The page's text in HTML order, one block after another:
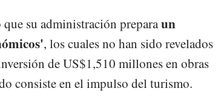
su administración preparaun
, los cuales no han sido revelados
de US$1,510 millones en obras
consiste en el impulso del turismo.